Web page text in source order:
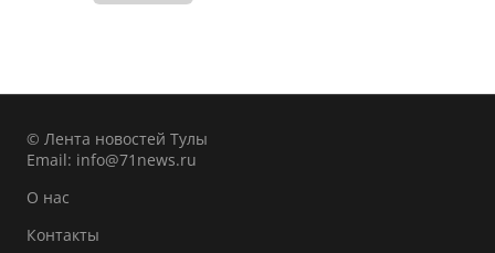
© Лента новостей Тулы
Email: info@71news.ru
О нас
Контакты